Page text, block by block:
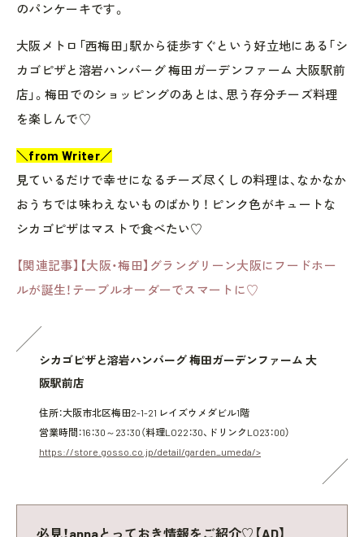
のパンケーキです。
大阪メトロ「西梅田」駅から徒歩すぐという好立地にある「シ
カゴピザと溶岩ハンバーグ 梅田ガーデンファーム 大阪駅前
店」。梅田でのショッピングのあとは、思う存分チーズ料理
を楽しんで♡
＼from Writer／
見ているだけで幸せになるチーズ尽くしの料理は、なかなか
おうちでは味わえないものばかり！ ピンク色がキュートな
シカゴピザはマストで食べたい♡
【関連記事】【大阪・梅田】グラングリーン大阪にフードホー
ルが誕生！テーブルオーダーでスマートに♡
シカゴピザと溶岩ハンバーグ 梅田ガーデンファーム 大
阪駅前店
住所：大阪市北区梅田2-1-21 レイズウメダビル1階
営業時間：16：30～23：30（料理LO22：30、ドリンクLO23：00）
https://store.gosso.co.jp/detail/garden_umeda/>
必見！annaとっておき情報をご紹介♡【AD】